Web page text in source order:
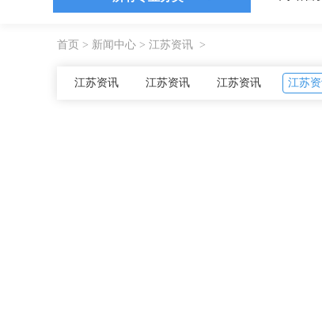
首页 > 新闻中心 > 江苏资讯 >
江苏资讯 江苏资讯 江苏资讯 江苏